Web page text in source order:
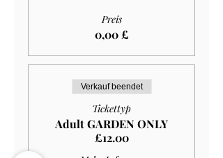
Preis
0,00 £
Verkauf beendet
Tickettyp
Adult GARDEN ONLY
£12.00